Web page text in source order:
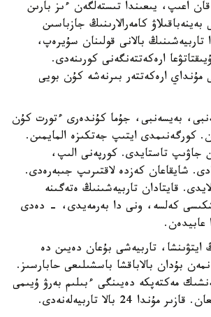
قان اعىپ، يىعىندا تىستەلگەن ءىز بارىن
بەينەباقىلاۋ كامەرالارىنىڭ جازباسىن
تاربيەشىنىڭ بالانى قولىنان سۇيرەپ،
ارەكەتتەنگەنى كورىنەدى.
مۇنداي ارەكەتتەر بىرنەشە كۇن بويى
بەيسەنبى، جۇما كۇندەرى ءتورت كۇن
كورگەنىمدى ايتىپ جەتكىزە المايمىن.
جاۋىپ تاستايدى. كورپەنى الىپ،
شايقاعان كەزدە لاقتىرىپ جىبەرەدى.
قايتادان تاربيەشىنىڭ ەتەگىنە
كەلسە، ونى دا بەرمەيدى، - دەدى
عابيدەن.
ايتۋىنشا، تاربيەشى بۇعان دەيىن دە
بۇدان بالاباقشا باسشىلىعى حابارسىز.
مەكتەپكە دەيىنگى ءبىلىم بەرۋ ۇيىمى
24 بالا تاربيەلەنەدى.